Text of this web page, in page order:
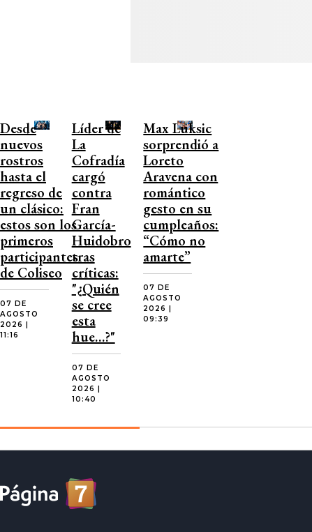
Desde
nuevos
rostros
hasta el
regreso de
un clásico:
estos son los
primeros
participantes
de Coliseo
07 DE
AGOSTO
2026 |
11:16
Líder de
La
Cofradía
cargó
contra
Fran
García-
Huidobro
tras
críticas:
"¿Quién
se cree
esta
hue…?"
07 DE
AGOSTO
2026 |
10:40
Max Luksic
sorprendió a
Loreto
Aravena con
romántico
gesto en su
cumpleaños:
“Cómo no
amarte”
07 DE
AGOSTO
2026 |
09:39